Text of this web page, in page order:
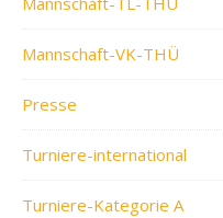
Mannschaft-VK-THÜ
Presse
Turniere-international
Turniere-Kategorie A